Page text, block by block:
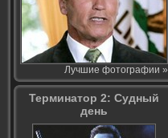
Лучшие фотографии »
Терминатор 2: Судный
день